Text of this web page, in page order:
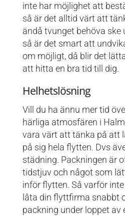
inte har möjlighet att
så är det alltid värt att
ändå tvunget behöva ske
så är det smart att
om möjligt, då blir det
att hitta en bra tid till dig.
Helhetslösning
Vill du ha ännu mer tid
härliga atmosfären i
vara värt att tänka på att
på sig hela flytten. Dvs
städning. Packningen är
tidstjuv och något som
inför flytten. Så varför
låta din flyttfirma snabbt
packning under loppet av